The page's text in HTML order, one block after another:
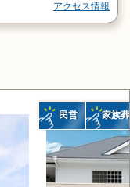
アクセス情報
民営 家族葬